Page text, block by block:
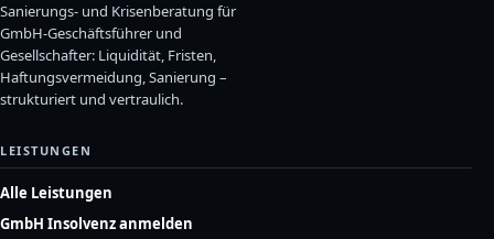
Sanierungs- und Krisenberatung für
GmbH-Geschäftsführer und
Gesellschafter: Liquidität, Fristen,
Haftungsvermeidung, Sanierung –
strukturiert und vertraulich.
LEISTUNGEN
Alle Leistungen
GmbH Insolvenz anmelden